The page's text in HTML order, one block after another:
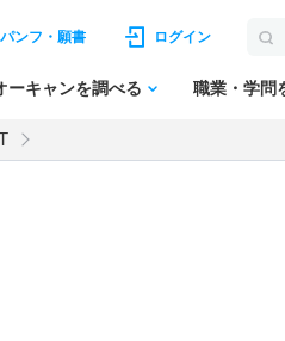
パンフ・願書 ログイン
ーキャンを調べる 職業・学問